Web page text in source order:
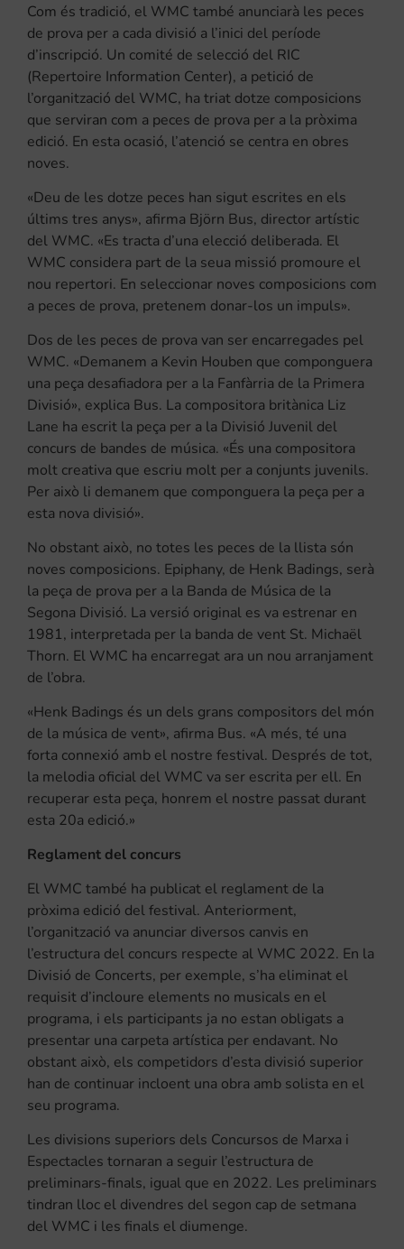
Com és tradició, el WMC també anunciarà les peces
de prova per a cada divisió a l’inici del període
d’inscripció. Un comité de selecció del RIC
(Repertoire Information Center), a petició de
l’organització del WMC, ha triat dotze composicions
que serviran com a peces de prova per a la pròxima
edició. En esta ocasió, l’atenció se centra en obres
noves.
«Deu de les dotze peces han sigut escrites en els
últims tres anys», afirma Björn Bus, director artístic
del WMC. «Es tracta d’una elecció deliberada. El
WMC considera part de la seua missió promoure el
nou repertori. En seleccionar noves composicions com
a peces de prova, pretenem donar-los un impuls».
Dos de les peces de prova van ser encarregades pel
WMC. «Demanem a Kevin Houben que componguera
una peça desafiadora per a la Fanfàrria de la Primera
Divisió», explica Bus. La compositora britànica Liz
Lane ha escrit la peça per a la Divisió Juvenil del
concurs de bandes de música. «És una compositora
molt creativa que escriu molt per a conjunts juvenils.
Per això li demanem que componguera la peça per a
esta nova divisió».
No obstant això, no totes les peces de la llista són
noves composicions. Epiphany, de Henk Badings, serà
la peça de prova per a la Banda de Música de la
Segona Divisió. La versió original es va estrenar en
1981, interpretada per la banda de vent St. Michaël
Thorn. El WMC ha encarregat ara un nou arranjament
de l’obra.
«Henk Badings és un dels grans compositors del món
de la música de vent», afirma Bus. «A més, té una
forta connexió amb el nostre festival. Després de tot,
la melodia oficial del WMC va ser escrita per ell. En
recuperar esta peça, honrem el nostre passat durant
esta 20a edició.»
Reglament del concurs
El WMC també ha publicat el reglament de la
pròxima edició del festival. Anteriorment,
l’organització va anunciar diversos canvis en
l’estructura del concurs respecte al WMC 2022. En la
Divisió de Concerts, per exemple, s’ha eliminat el
requisit d’incloure elements no musicals en el
programa, i els participants ja no estan obligats a
presentar una carpeta artística per endavant. No
obstant això, els competidors d’esta divisió superior
han de continuar incloent una obra amb solista en el
seu programa.
Les divisions superiors dels Concursos de Marxa i
Espectacles tornaran a seguir l’estructura de
preliminars-finals, igual que en 2022. Les preliminars
tindran lloc el divendres del segon cap de setmana
del WMC i les finals el diumenge.